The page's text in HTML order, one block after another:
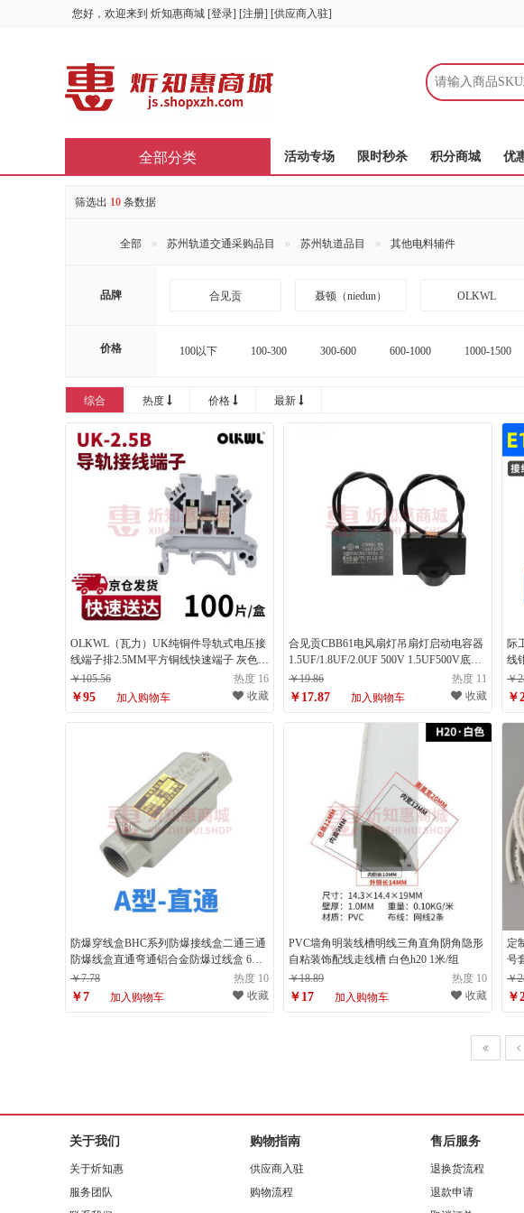
您好，欢迎来到 炘知惠商城 [登录] [注册] [供应商入驻]
活动专场 限时秒杀 积分商城 优
全部分类
筛选出 10 条数据
全部 苏州轨道交通采购品目 苏州轨道品目 其他电料辅件
品牌 合见贡 聂顿（niedun） OLKWL
价格 100以下 100-300 300-600 600-1000 1000-1500
综合 热度 价格 最新
OLKWL（瓦力）UK纯铜件导轨式电压接
线端子排2.5MM平方铜线快速端子 灰色
UK-2.5B（100片）
￥105.56 热度 16
￥95 加入购物车 收藏
合见贡CBB61电风扇灯吊扇灯启动电容器
1.5UF/1.8UF/2.0UF 500V 1.5UF500V底耳
(1个)送线帽
￥19.86 热度 11
￥17.87 加入购物车 收藏
际
线
蓝
￥
￥
防爆穿线盒BHC系列防爆接线盒二通三通
防爆线盒直通弯通铝合金防爆过线盒 6分
DN20 G A型（直通） 4分 DN15 G1/2
￥7.78 热度 10
￥7 加入购物车 收藏
PVC墙角明装线槽明线三角直角阴角隐形
自粘装饰配线走线槽 白色h20 1米/组
￥18.89
热度 10
￥17 加入购物车 收藏
定
号
￥
￥
关于我们
关于炘知惠
服务团队
购物指南
供应商入驻
购物流程
售后服务
退换货流程
退款申请